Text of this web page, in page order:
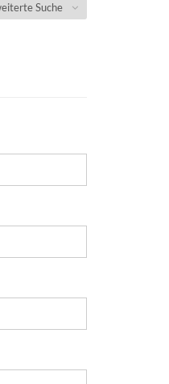
Suche